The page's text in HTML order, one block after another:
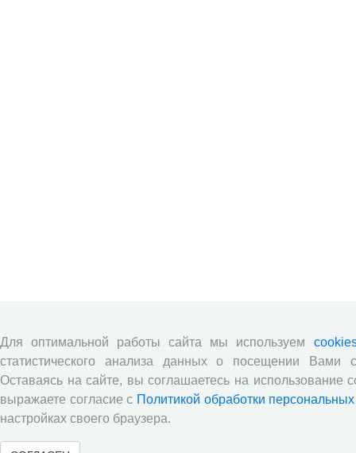
Для оптимальной работы сайта мы используем
статистического анализа данных о посещении Вами
Оставаясь на сайте, вы соглашаетесь на использование
выражаете согласие с Политикой обработки
настройках своего браузера.